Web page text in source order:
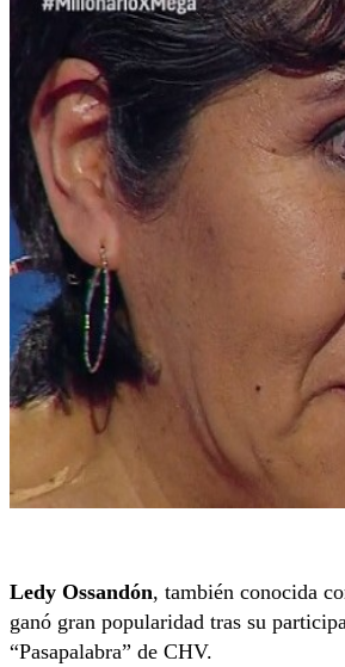
Ledy Ossandón, también conocida
ganó gran popularidad tras su
“Pasapalabra” de CHV.